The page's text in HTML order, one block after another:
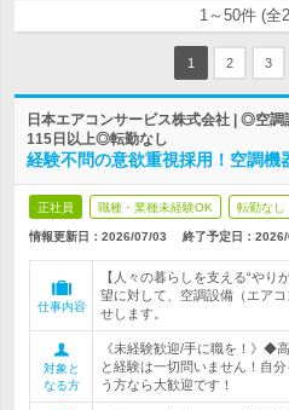
1～50件 (全
1 2 3
日本エアコンサービス株式会社 | ◎空
115日以上◎転勤なし
経験不問の意欲重視採用！空調機
正社員 職種・業種未経験OK 転勤なし
情報更新日：2026/07/03 終了予定日：
仕事内容
【人々の暮らしを支える“やり
望に対して、空調設備（エア
せします。
対象と
なる方
《未経験歓迎/手に職を！》
と経験は一切問いません！自
う方なら大歓迎です！